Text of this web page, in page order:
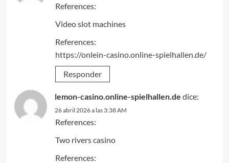
References:
Video slot machines
References:
https://onlein-casino.online-spielhallen.de/
Responder
lemon-casino.online-spielhallen.de dice:
26 abril 2026 a las 3:38 AM
References:
Two rivers casino
References: